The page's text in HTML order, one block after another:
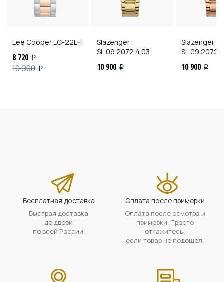
Lee CooperLC-22L-F
8 720 i
10 900 i
Slazenger
SL.09.2072.4.03
10 900 i
Slazenger
10 900 i
Бесплатная доставка
Быстрая доставка
до двери
по всей России.
Оплата после примерки
Оплата после осмотра и
примерки. Просто
откажитесь,
если товар не подошел.